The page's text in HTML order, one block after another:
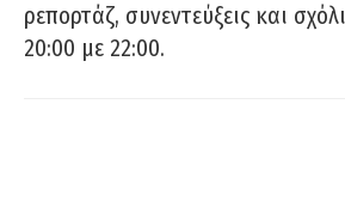
ρεπορτάζ, συνεντεύξεις και
20:00 με 22:00.